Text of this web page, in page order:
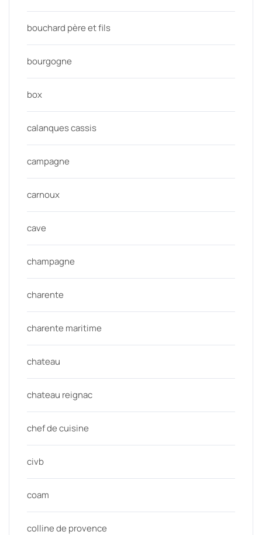
bouchard père et fils
bourgogne
box
calanques cassis
campagne
carnoux
cave
champagne
charente
charente maritime
chateau
chateau reignac
chef de cuisine
civb
coam
colline de provence